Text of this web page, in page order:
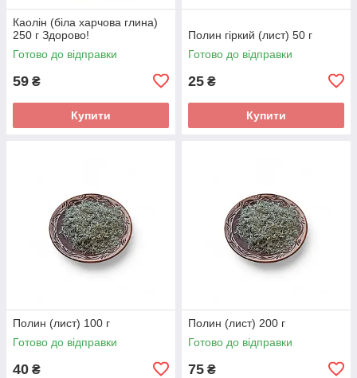
Каолін (біла харчова глина)
250 г Здорово!
Готово до відправки
59 ₴
Купити
Полин гіркий (лист) 50 г
Готово до відправки
25 ₴
Купити
Полин (лист) 100 г
Готово до відправки
40 ₴
Полин (лист) 200 г
Готово до відправки
75 ₴